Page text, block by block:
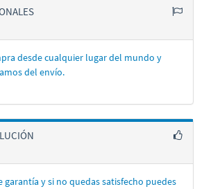
desde cualquier lugar del mundo y
del enví­o.
garantí­a y si no quedas satisfecho puedes